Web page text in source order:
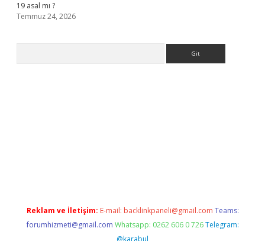
19 asal mı ?
Temmuz 24, 2026
Reklam ve İletişim: E-mail: backlinkpaneli@gmail.com Teams:
forumhizmeti@gmail.com Whatsapp: 0262 606 0 726 Telegram:
@karabul